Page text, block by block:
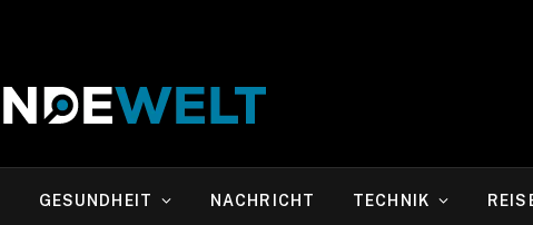
GESUNDHEIT NACHRICHT TECHNIK